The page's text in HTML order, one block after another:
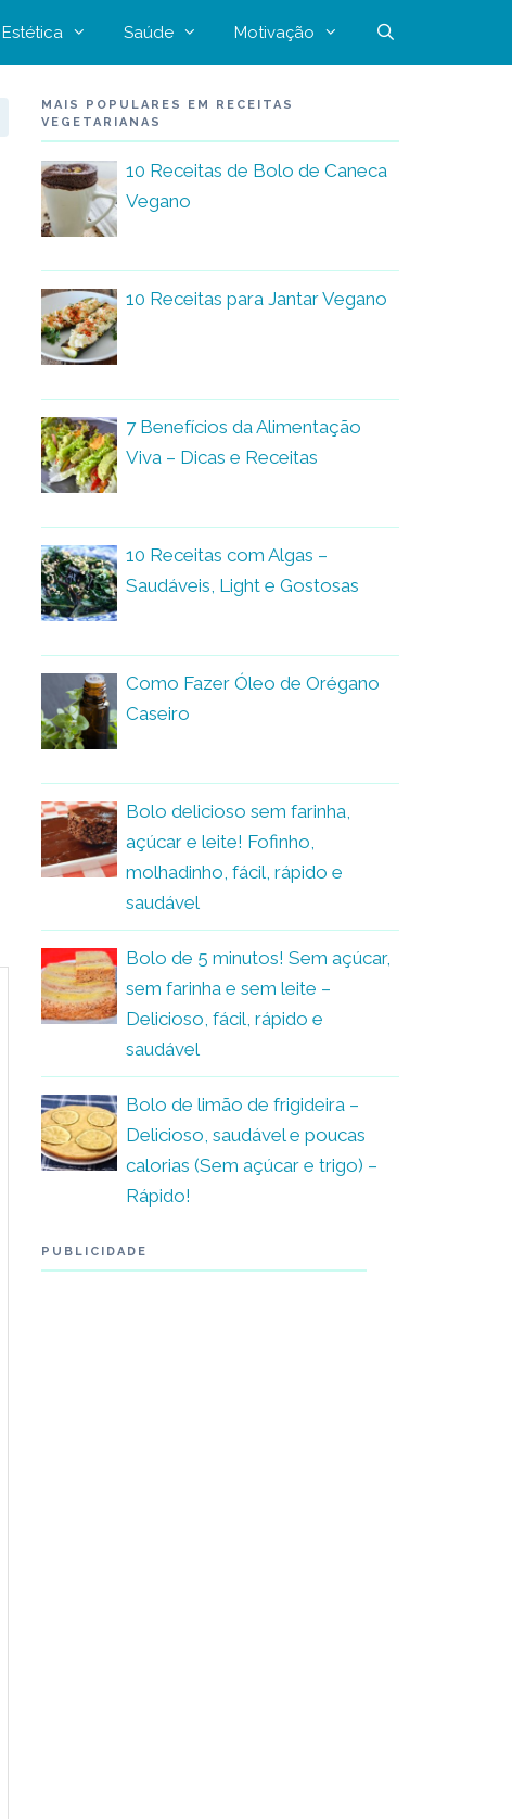
Estética Saúde Motivação
MAIS POPULARES EM RECEITAS
VEGETARIANAS
10 Receitas de Bolo de Caneca
Vegano
10 Receitas para Jantar Vegano
7 Benefícios da Alimentação
Viva – Dicas e Receitas
10 Receitas com Algas –
Saudáveis, Light e Gostosas
Como Fazer Óleo de Orégano
Caseiro
Bolo delicioso sem farinha,
açúcar e leite! Fofinho,
molhadinho, fácil, rápido e
saudável
Bolo de 5 minutos! Sem açúcar,
sem farinha e sem leite –
Delicioso, fácil, rápido e
saudável
Bolo de limão de frigideira –
Delicioso, saudável e poucas
calorias (Sem açúcar e trigo) –
Rápido!
PUBLICIDADE